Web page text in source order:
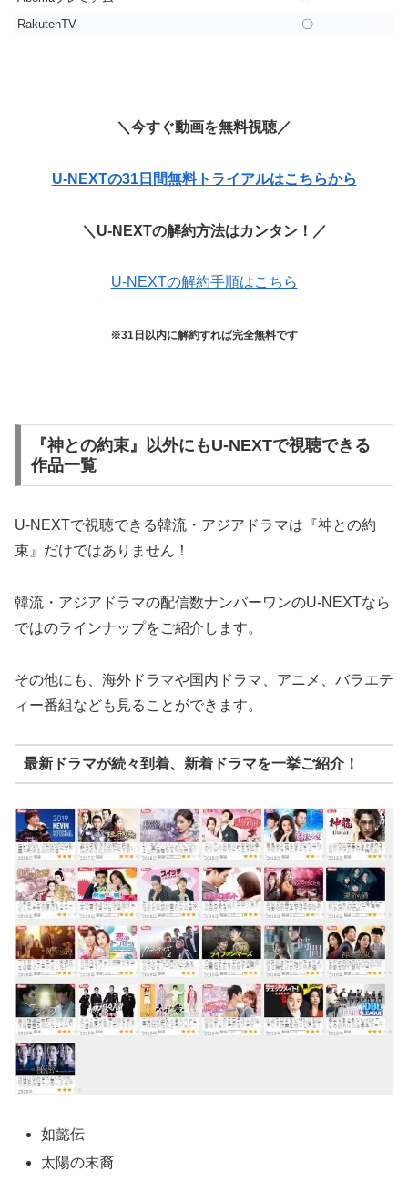
RakutenTV
〇
＼今すぐ動画を無料視聴／
U-NEXTの31日間無料トライアルはこちらから
＼U-NEXTの解約方法はカンタン！／
U-NEXTの解約手順はこちら
※31日以内に解約すれば完全無料です
『神との約束』以外にもU-NEXTで視聴できる
作品一覧
U-NEXTで視聴できる韓流・アジアドラマは『神との約
束』だけではありません！
韓流・アジアドラマの配信数ナンバーワンのU-NEXTなら
ではのラインナップをご紹介します。
その他にも、海外ドラマや国内ドラマ、アニメ、バラエテ
ィー番組なども見ることができます。
最新ドラマが続々到着、新着ドラマを一挙ご紹介！
如懿伝
太陽の末裔